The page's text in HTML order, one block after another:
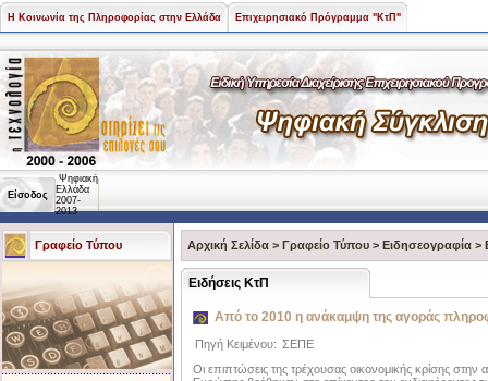
Η Κοινωνία της Πληροφορίας στην Ελλάδα Επιχειρησιακό Πρόγραμμα "ΚτΠ"
Είσοδος
Ψηφιακή
Ελλάδα
2007-
2013
Γραφείο Τύπου Αρχική Σελίδα > Γραφείο Τύπου > Ειδησεογραφία >
Ειδήσεις ΚτΠ
Από το 2010 η ανάκαμψη της αγοράς
Πηγή Κειμένου: ΣΕΠΕ
Οι επιπτώσεις της τρέχουσας οικονομικής κρίσης